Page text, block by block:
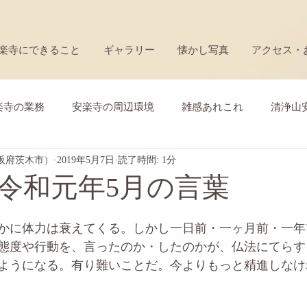
寺にできること ギャラリー 懐かし写真 アクセス・
寺の業務 安楽寺の周辺環境 雑感あれこれ 清浄山
歴史と茨木市太田の安楽寺 茨木市太田のこと
和元年5月の言葉
茨木市） 2019年5月7日 読了時間: 1分
に体力は衰えてくる。しかし一日前・一ヶ月前・一
度や行動を、言ったのか・したのかが、仏法にてら
うになる。有り難いことだ。今よりもっと精進しな